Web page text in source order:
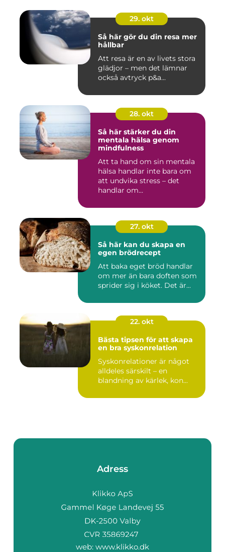
29. okt
Så här gör du din resa mer
hållbar
Att resa är en av livets stora
glädjor – men det lämnar
också avtryck p&a...
28. okt
Så här stärker du din
mentala hälsa genom
mindfulness
Att ta hand om sin mentala
hälsa handlar inte bara om
att undvika stress – det
handlar om...
27. okt
Så här kan du skapa en
egen brödrecept
Att baka eget bröd handlar
om mer än bara doften som
sprider sig i köket. Det är...
22. okt
Bästa tipsen för att skapa
en bra syskonrelation
Syskonrelationer är något
alldeles särskilt – en
blandning av kärlek, kon...
Adress
web: www.klikko.dk